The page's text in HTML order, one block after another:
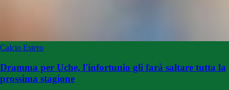
Calcio Estero
Dramma per Uche, l'infortunio gli farà saltare tutta la
prossima stagione